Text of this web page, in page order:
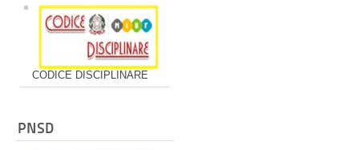
CODICE DISCIPLINARE
PNSD